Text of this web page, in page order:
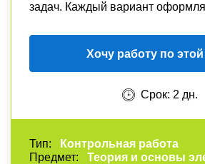
задач. Каждый вариант
Хочу работу по
Срок: 2 дн.
Тип:
Контрольная работа
Предмет:
Теория и основы